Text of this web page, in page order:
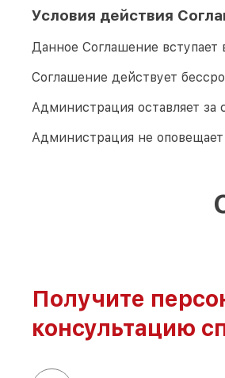
Условия действия
Данное Соглашение вступает
Соглашение действует
Администрация оставляет
Администрация не
Получите
консультацию